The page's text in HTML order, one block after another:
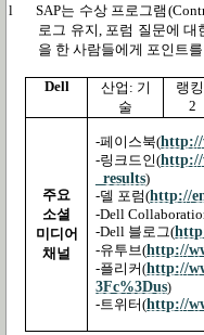
l
SAP는 수상 프로그램
로그 유지 포럼 질문에 대
을 한 사람들에게 포인트
Dell 산업 : 기
술
랭킹
2
주요
소셜
미디어
채널
-페이스북(http://
-링크드인(http://
_results)
-델 포럼(http://
-Dell
-Dell 블로그(
-유투브(http://
-플리커(http://
3Fc%3Dus)
-트위터(http://